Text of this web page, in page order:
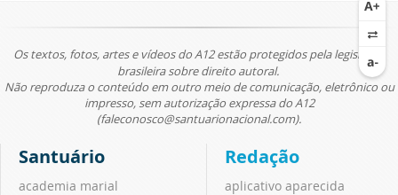
Os textos, fotos, artes e vídeos do A12 estão protegidos pela legislação
brasileira sobre direito autoral.
Não reproduza o conteúdo em outro meio de comunicação, eletrônico ou
impresso, sem autorização expressa do A12
(faleconosco@santuarionacional.com).
Santuário
academia marial
Redação
aplicativo aparecida